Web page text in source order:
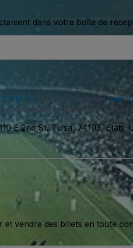
dans votre boîte de
et approuvez notre
vous pouvez vous désinscrire à tout
E 2nd St, Tulsa, 74103, Etats-
vendre des billets en toute